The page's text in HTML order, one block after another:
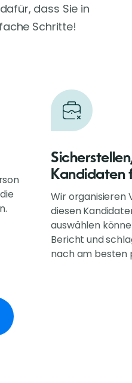
dass Sie in
Schritte!
Kandidaten
Wir organisieren
diesen
auswählen
Bericht und
nach am besten